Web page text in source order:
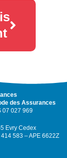
des Assurances
07 027 969
Evry Cedex
583 – APE 6622Z